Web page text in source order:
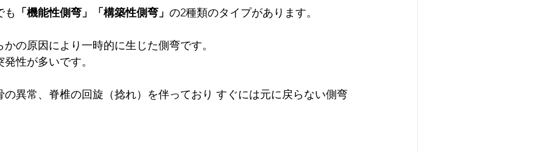
も 「機能性側弯」「構築性側弯」 の2種類のタイプがあります。
の原因により一時的に生じた側弯です。
性が多いです。
の異常、脊椎の回旋（捻れ）を伴っており すぐには元に戻らない側弯